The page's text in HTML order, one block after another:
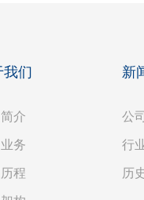
我们
介
务
程
新
公
行
历